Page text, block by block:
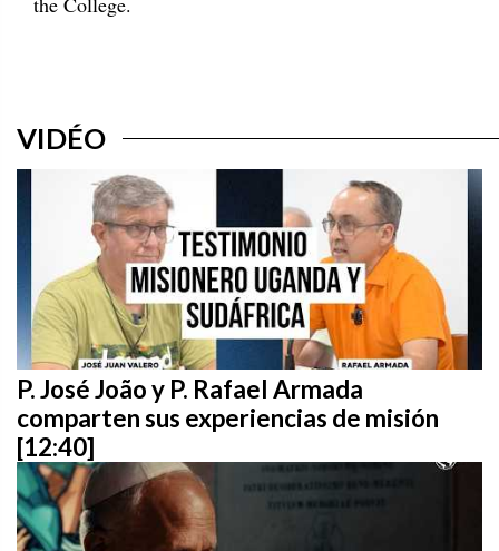
VIDÉO
P. José João y P. Rafael Armada
comparten sus experiencias de misión
[12:40]